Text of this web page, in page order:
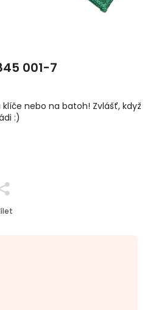
001-7
nebo na batoh! Zvlášť, když
:)